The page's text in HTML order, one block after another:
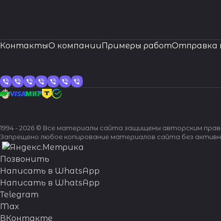
КонтактыО компании Примеры работОтправка
1994 - 2026 © Все материалы сайта защищены авторским
Запрещено любое копирование материалов сайта без
Позвонить
Написать в WhatsApp
Написать в WhatsApp
Telegram
Max
ВКонтакте